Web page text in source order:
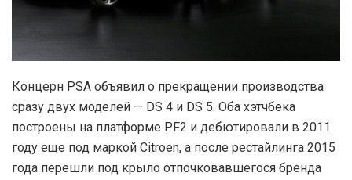
Концерн PSA объявил о прекращении производства
сразу двух моделей — DS 4 и DS 5. Оба хэтчбека
построены на платформе PF2 и дебютировали в 2011
году еще под маркой Citroen, а после рестайлинга 2015
года перешли под крыло отпочковавшегося бренда